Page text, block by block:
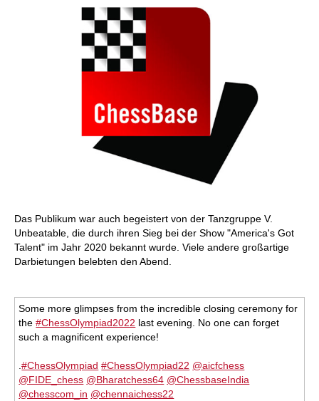
Das Publikum war auch begeistert von der Tanzgruppe V.
Unbeatable, die durch ihren Sieg bei der Show "America's Got
Talent" im Jahr 2020 bekannt wurde. Viele andere großartige
Darbietungen belebten den Abend.
Some more glimpses from the incredible closing ceremony for
the#ChessOlympiad2022 last evening. No one can forget
such a magnificent experience!
.#ChessOlympiad #ChessOlympiad22 @aicfchess
@FIDE_chess @Bharatchess64 @ChessbaseIndia
@chesscom_in @chennaichess22